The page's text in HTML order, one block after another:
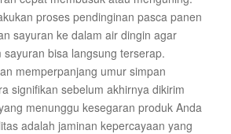
proses pendinginan pasca panen
sayuran ke dalam air dingin agar
bisa langsung terserap.
memperpanjang umur simpan
signifikan sebelum akhirnya dikirim
menunggu kesegaran produk Anda
adalah jaminan kepercayaan yang